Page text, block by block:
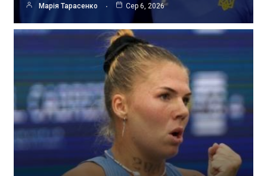
Марія Тарасенко Сер 6, 2026